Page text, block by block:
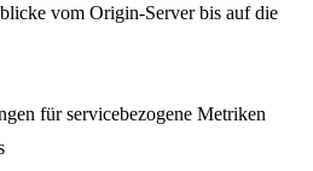
vom Origin-Server bis auf die
für servicebezogene Metriken